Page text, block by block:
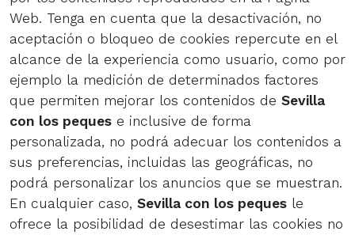
Web. Tenga en cuenta que la desactivación, no
aceptación o bloqueo de cookies repercute en el
alcance de la experiencia como usuario, como por
ejemplo la medición de determinados factores
que permiten mejorar los contenidos de Sevilla
con los peques e inclusive de forma
personalizada, no podrá adecuar los contenidos a
sus preferencias, incluidas las geográficas, no
podrá personalizar los anuncios que se muestran.
En cualquier caso, Sevilla con los peques le
ofrece la posibilidad de desestimar las cookies no